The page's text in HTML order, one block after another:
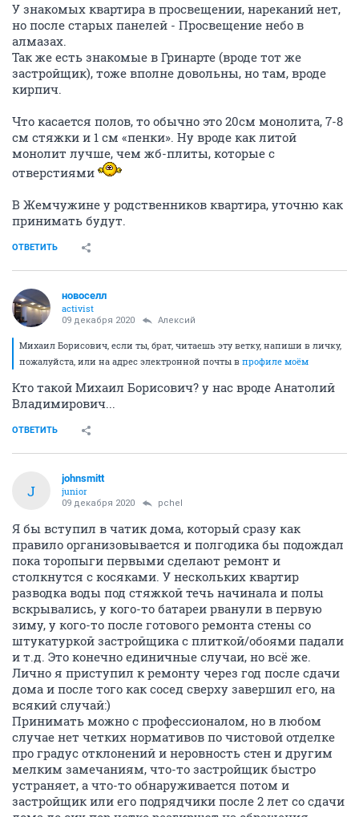
У знакомых квартира в просвещении, нареканий нет,
но после старых панелей - Просвещение небо в
алмазах.
Так же есть знакомые в Гринарте (вроде тот же
застройщик), тоже вполне довольны, но там, вроде
кирпич.
Что касается полов, то обычно это 20см монолита, 7-8
см стяжки и 1 см «пенки». Ну вроде как литой
монолит лучше, чем жб-плиты, которые с
отверстиями
В Жемчужине у родственников квартира, уточню как
принимать будут.
ОТВЕТИТЬ
новоселл
activist
09 декабря 2020 Алексий
Михаил Борисович, если ты, брат, читаешь эту ветку, напиши в личку,
пожалуйста, или на адрес электронной почты в профиле моём
Кто такой Михаил Борисович? у нас вроде Анатолий
Владимирович...
ОТВЕТИТЬ
J
johnsmitt
junior
09 декабря 2020 pchel
Я бы вступил в чатик дома, который сразу как
правило организовывается и полгодика бы подождал
пока торопыги первыми сделают ремонт и
столкнутся с косяками. У нескольких квартир
разводка воды под стяжкой течь начинала и полы
вскрывались, у кого-то батареи рванули в первую
зиму, у кого-то после готового ремонта стены со
штукатуркой застройщика с плиткой/обоями падали
и т.д. Это конечно единичные случаи, но всё же.
Лично я приступил к ремонту через год после сдачи
дома и после того как сосед сверху завершил его, на
всякий случай:)
Принимать можно с профессионалом, но в любом
случае нет четких нормативов по чистовой отделке
про градус отклонений и неровность стен и другим
мелким замечаниям, что-то застройщик быстро
устраняет, а что-то обнаруживается потом и
застройщик или его подрядчики после 2 лет со сдачи